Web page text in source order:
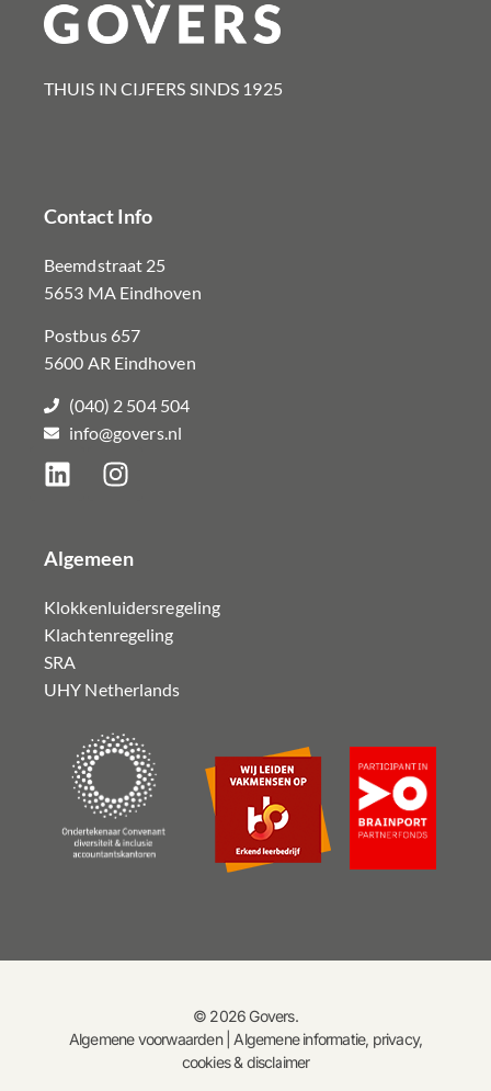
THUIS IN CIJFERS SINDS 1925​
Contact Info
Beemdstraat 25
5653 MA Eindhoven
Postbus 657
5600 AR Eindhoven
(040) 2 504 504
info@govers.nl
Algemeen
Klokkenluidersregeling
Klachtenregeling
SRA
UHY Netherlands
© 2026 Govers.
Algemene voorwaarden| Algemene informatie, privacy,
cookies & disclaimer